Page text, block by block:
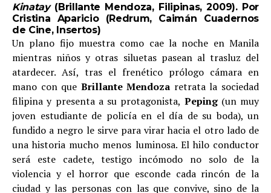
Kinatay(Brillante Mendoza, Filipinas, 2009). Por
Cristina Aparicio (Redrum, Caimán Cuadernos
de Cine, Insertos)
Un plano fijo muestra como cae la noche en Manila
mientras niños y otras siluetas pasean al trasluz del
atardecer. Así, tras el frenético prólogo cámara en
mano con que Brillante Mendoza retrata la sociedad
filipina y presenta a su protagonista, Peping(un muy
joven estudiante de policía en el día de su boda), un
fundido a negro le sirve para virar hacia el otro lado de
una historia mucho menos luminosa. El hilo conductor
será este cadete, testigo incómodo no solo de la
violencia y el horror que esconde cada rincón de la
ciudad y las personas con las que convive, sino de la